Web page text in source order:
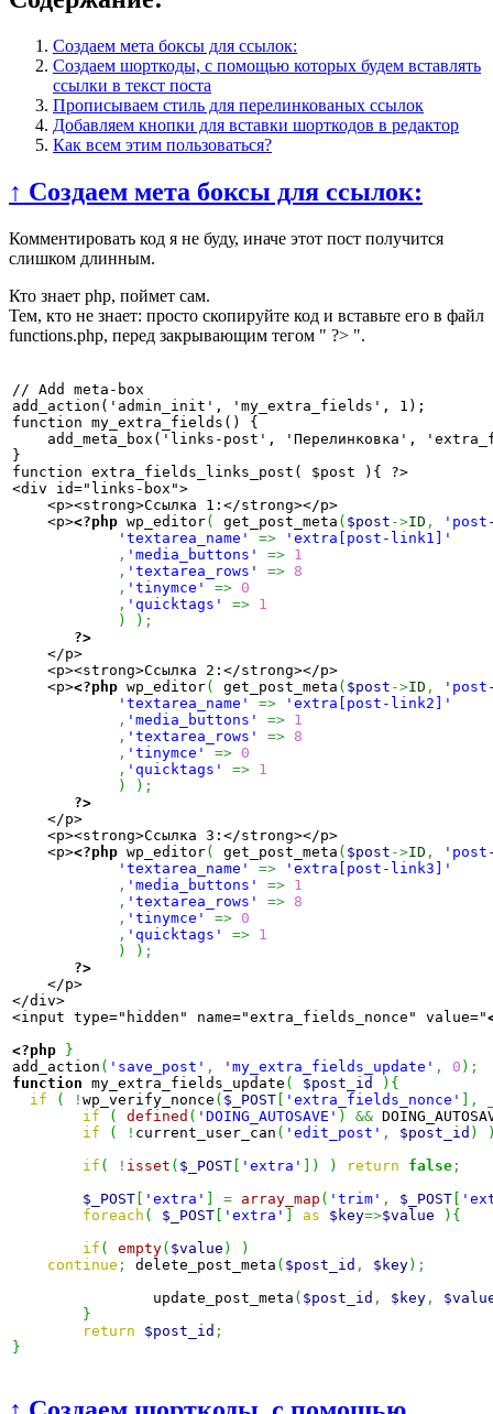
Создаем мета боксы для ссылок:
Создаем шорткоды, с помощью которых будем вставлять
ссылки в текст поста
Прописываем стиль для перелинкованых ссылок
Добавляем кнопки для вставки шорткодов в редактор
Как всем этим пользоваться?
↑ Создаем мета боксы для ссылок:
Комментировать код я не буду, иначе этот пост получится
слишком длинным.
Кто знает php, поймет сам.
Тем, кто не знает: просто скопируйте код и вставьте его в файл
functions.php, перед закрывающим тегом " ?> ".
// Add meta-box
add_action('admin_init', 'my_extra_fields', 1);
function my_extra_fields() {
add_meta_box('links-post', 'Перелинковка',
}
function extra_fields_links_post( $post ){ ?>
<div id="links-box">
    <p><strong>Ссылка 1:</strong></p>
    <p>
<?php wp_editor( get_post_meta ( $post ->ID ,
'textarea_name'
=>
'extra[post-link1]'
, 'media_buttons' => 1
, 'textarea_rows' => 8
, 'tinymce' => 0
, 'quicktags' => 1
)
) ;
?>
    </p>
    <p><strong>Ссылка 2:</strong></p>
    <p>
<?php wp_editor( get_post_meta ( $post ->ID ,
'textarea_name'
=>
'extra[post-link2]'
, 'media_buttons' => 1
, 'textarea_rows' => 8
, 'tinymce' => 0
, 'quicktags' => 1
)
) ;
?>
    </p>
    <p><strong>Ссылка 3:</strong></p>
    <p>
<?php wp_editor( get_post_meta ( $post ->ID ,
'textarea_name'
=>
'extra[post-link3]'
, 'media_buttons' => 1
, 'textarea_rows' => 8
, 'tinymce' => 0
, 'quicktags' => 1
)
) ;
?>
    </p>
</div>
<input type="hidden" name="extra_fields_nonce" value="
<?php
}
add_action ( 'save_post' , 'my_extra_fields_update' , 0 ) ;
function my_extra_fields_update ( $post_id ) {
if
( ! wp_verify_nonce ( $_POST 'extra_fields_nonce' ,
if
( defined ( 'DOING_AUTOSAVE' ) &&
if
( ! current_user_can ( 'edit_post' , $post_id )
if ( ! isset ( $_POST 'extra' ) ) return false ;
$_POST
'extra' = array_map ( 'trim' , $_POST
foreach ( $_POST 'extra' as $key=>$value ) {
if ( empty( $value )
)
continue ; delete_post_meta ( $post_id , $key) ;
		update_post_meta
( $post_id , $key ,
}
return
$post_id ;
}